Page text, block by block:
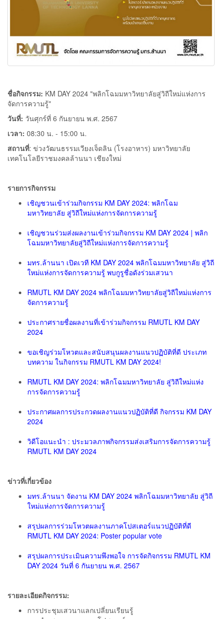
ชื่อกิจกรรม: KM DAY 2024 "พลิกโฉมมหาวิทยาลัยสู่วิถีใหม่แห่งการ
จัดการความรู้"
วันที่: วันศุกร์ที่ 6 กันยายน พ.ศ. 2567
เวลา: 08:30 น. - 15:00 น.
สถานที่: ข่วงวัฒนธรรมเวียงเจ็ดลิน (โรงอาหาร) มหาวิทยาลัย
เทคโนโลยีราชมงคลล้านนา เชียงใหม่
รายการกิจกรรม
เชิญชวนเข้าร่วมกิจกรรม KM DAY 2024: พลิกโฉม
มหาวิทยาลัย สู่วิถีใหม่แห่งการจัดการความรู้
เชิญชวนร่วมส่งผลงานเข้าร่วมกิจกรรม KM DAY 2024 | พลิก
โฉมมหาวิทยาลัยสู่วิถีใหม่แห่งการจัดการความรู้
มทร.ล้านนา เปิดเวที KM DAY 2024 พลิกโฉมมหาวิทยาลัย สู่วิถี
ใหม่แห่งการจัดการความรู้ พบกูรูชื่อดังร่วมเสวนา
RMUTL KM DAY 2024 พลิกโฉมมหาวิทยาลัยสู่วิถีใหม่แห่งการ
จัดการความรู้
ประกาศรายชื่อผลงานที่เข้าร่วมกิจกรรม RMUTL KM DAY
2024
ขอเชิญร่วมโหวตและสนับสนุนผลงานแนวปฏิบัติที่ดี ประเภท
บทความ ในกิจกรรม RMUTL KM DAY 2024!
RMUTL KM DAY 2024: พลิกโฉมมหาวิทยาลัย สู่วิถีใหม่แห่ง
การจัดการความรู้
ประกาศผลการประกวดผลงานแนวปฏิบัติที่ดี กิจกรรม KM DAY
2024
วิดีโอแนะนำ : ประมวลภาพกิจกรรมส่งเสริมการจัดการความรู้
RMUTL KM DAY 2024
ข่าวที่เกี่ยวข้อง
มทร.ล้านนา จัดงาน KM DAY 2024 พลิกโฉมมหาวิทยาลัย สู่วิถี
ใหม่แห่งการจัดการความรู้
สรุปผลการร่วมโหวตผลงานภาคโปสเตอร์แนวปฏิบัติที่ดี
RMUTL KM DAY 2024: Poster popular vote
สรุปผลการประเมินความพึงพอใจ การจัดกิจกรรม RMUTL KM
DAY 2024 วันที่ 6 กันยายน พ.ศ. 2567
รายละเอียดกิจกรรม:
การประชุมเสวนาแลกเปลี่ยนเรียนรู้